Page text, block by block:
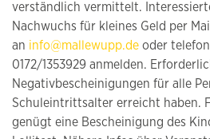
verständlich vermittelt.
Nachwuchs für kleines Geld per Mail
an info@mallewupp.de oder
0172/1353929 anmelden.
Negativbescheinigungen für alle
Schuleintrittsalter erreicht haben.
genügt eine Bescheinigung des